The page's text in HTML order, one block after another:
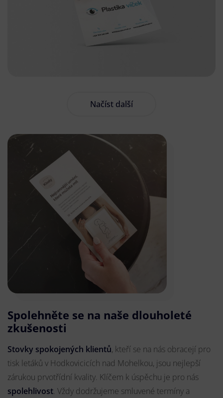
Načíst další
Spolehněte se na naše dlouholeté
zkušenosti
Stovky spokojených klientů, kteří se na nás obracejí pro
tisk letáků v Hodkovicicích nad Mohelkou, jsou nejlepší
zárukou prvotřídní kvality. Klíčem k úspěchu je pro nás
spolehlivost. Vždy dodržujeme smluvené termíny a